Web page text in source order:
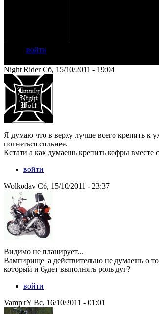
войти
Night Rider Сб, 15/10/2011 - 19:04
Я думаю что в верху лучше всего крепить к
погнеться сильнее.
Кстати а как думаешь крепить кофры вместе
войти
Wolkodav Сб, 15/10/2011 - 23:37
Видимо не планирует...
Вампирище, а действительно не думаешь о
который и будет выполнять роль дуг?
войти
VampirY Вс, 16/10/2011 - 01:01